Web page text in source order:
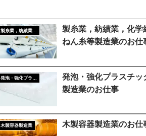
製糸業，紡績業，化学
ねん糸等製造業のお仕
発泡・強化プラスチッ
製造業のお仕事
木製容器製造業 木製容器製造業のお仕